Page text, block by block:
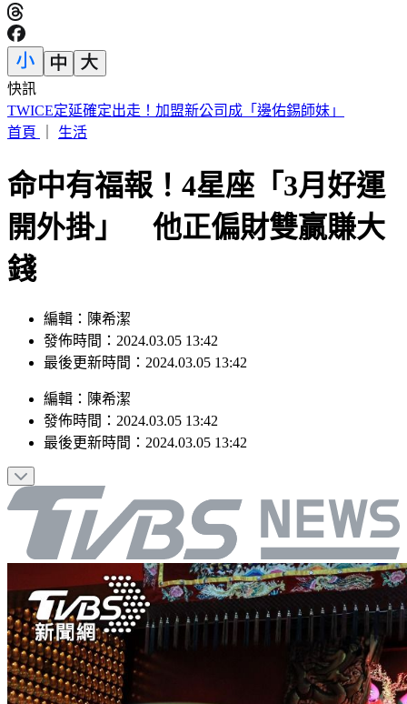
快訊
快訊／蔣市府人事異動！發言人李政軒請辭
首頁
生活
命中有福報！4星座「3月好運
開外掛」 他正偏財雙贏賺大
錢
編輯：陳希潔
發佈時間：2024.03.05 13:42
最後更新時間：2024.03.05 13:42
編輯 ： 陳希潔
發佈時間： 2024.03.05 13:42
最後更新時間： 2024.03.05 13:42